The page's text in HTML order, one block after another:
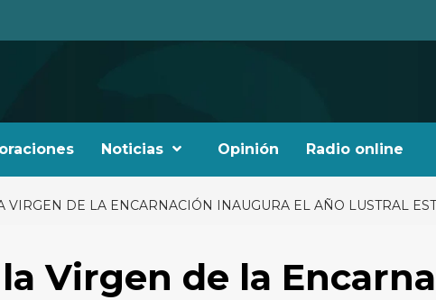
Noticias Opinión Radio online
VIRGEN DE LA ENCARNACIÓN INAUGURA EL AÑO LUSTRAL
Virgen de la